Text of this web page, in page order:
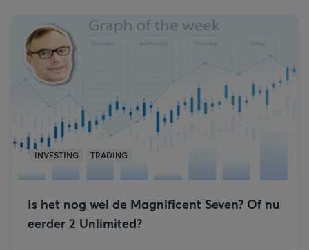
INVESTING TRADING
Is het nog wel de Magnificent Seven? Of nu
eerder 2 Unlimited?